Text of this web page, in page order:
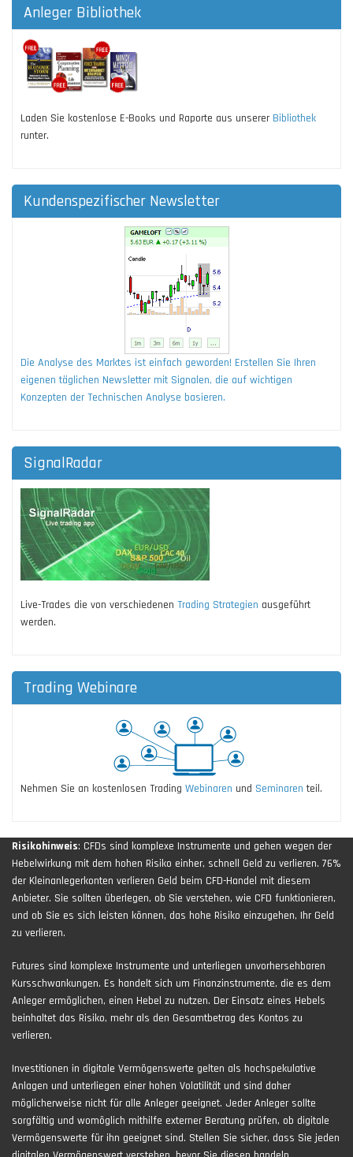
Anleger Bibliothek
Laden Sie kostenlose E-Books und Raporte aus unserer Bibliothek
runter.
Kundenspezifischer Newsletter
Die Analyse des Marktes ist einfach geworden! Erstellen Sie Ihren
eigenen täglichen Newsletter mit Signalen, die auf wichtigen
Konzepten der Technischen Analyse basieren.
SignalRadar
Live-Trades die von verschiedenen Trading Strategien ausgeführt
werden.
Trading Webinare
Nehmen Sie an kostenlosen Trading Webinaren und Seminaren teil.
Risikohinweis: CFDs sind komplexe Instrumente und gehen wegen der
Hebelwirkung mit dem hohen Risiko einher, schnell Geld zu verlieren. 76%
der Kleinanlegerkonten verlieren Geld beim CFD-Handel mit diesem
Anbieter. Sie sollten überlegen, ob Sie verstehen, wie CFD funktionieren,
und ob Sie es sich leisten können, das hohe Risiko einzugehen, Ihr Geld
zu verlieren.
Futures sind komplexe Instrumente und unterliegen unvorhersehbaren
Kursschwankungen. Es handelt sich um Finanzinstrumente, die es dem
Anleger ermöglichen, einen Hebel zu nutzen. Der Einsatz eines Hebels
beinhaltet das Risiko, mehr als den Gesamtbetrag des Kontos zu
verlieren.
Investitionen in digitale Vermögenswerte gelten als hochspekulative
Anlagen und unterliegen einer hohen Volatilität und sind daher
möglicherweise nicht für alle Anleger geeignet. Jeder Anleger sollte
sorgfältig und womöglich mithilfe externer Beratung prüfen, ob digitale
Vermögenswerte für ihn geeignet sind. Stellen Sie sicher, dass Sie jeden